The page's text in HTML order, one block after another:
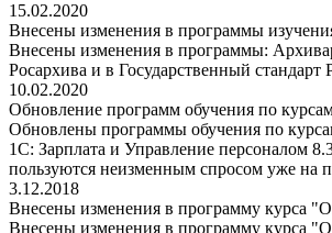
15.02.2020
Внесены изменения в программы
Внесены изменения в программы:
Росархива и в Государственный
10.02.2020
Обновление программ обучения по
Обновлены программы обучения по
1С: Зарплата и Управление персоналом
пользуются неизменным спросом уже на
3.12.2018
Внесены изменения в программу курса
Внесены изменения в программу курса